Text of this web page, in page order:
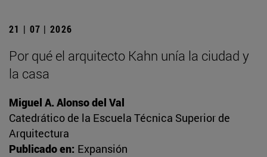
21 | 07 | 2026
Por qué el arquitecto Kahn unía la ciudad y
la casa
Miguel A. Alonso del Val
Catedrático de la Escuela Técnica Superior de
Arquitectura
Publicado en: Expansión